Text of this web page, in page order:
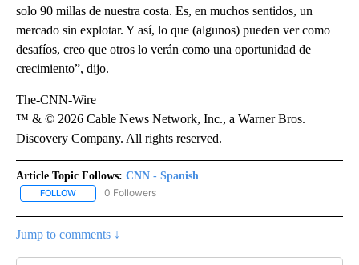
solo 90 millas de nuestra costa. Es, en muchos sentidos, un
mercado sin explotar. Y así, lo que (algunos) pueden ver como
desafíos, creo que otros lo verán como una oportunidad de
crecimiento”, dijo.
The-CNN-Wire
™ & © 2026 Cable News Network, Inc., a Warner Bros.
Discovery Company. All rights reserved.
Article Topic Follows: CNN - Spanish
FOLLOW FOLLOW "CNN - SPANISH" TO RECEIVE NOTIFICATIONS ABOUT
0 Followers
Jump to comments ↓